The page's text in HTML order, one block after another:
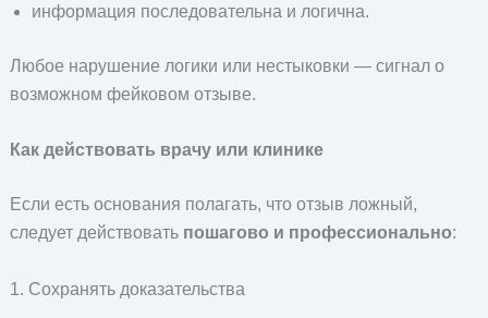
информация последовательна и логична.
Любое нарушение логики или нестыковки — сигнал о
возможном фейковом отзыве.
Как действовать врачу или клинике
Если есть основания полагать, что отзыв ложный,
следует действовать пошагово и профессионально:
1. Сохранять доказательства